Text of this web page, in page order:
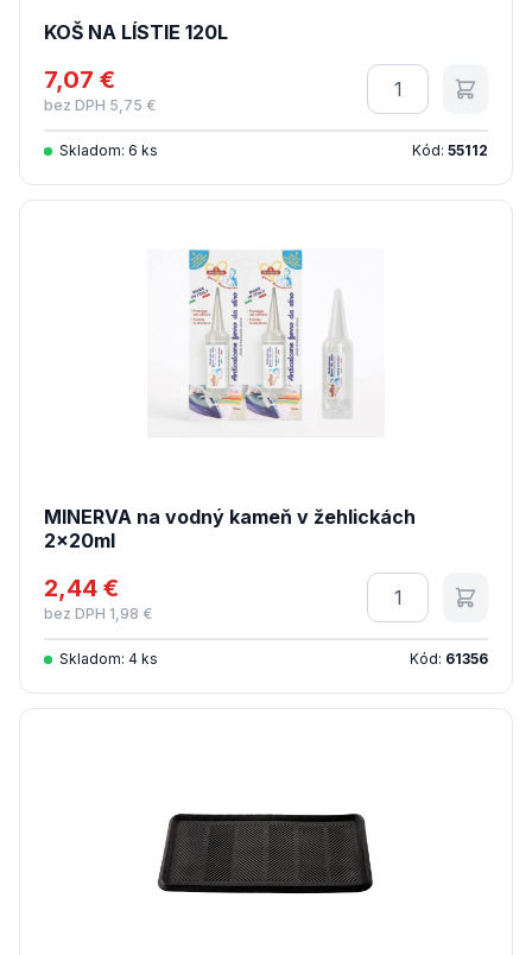
KOŠ NA LÍSTIE 120L
7,07 €
bez DPH 5,75 €
Množstvo
Skladom: 6 ks Kód: 55112
MINERVA na vodný kameň v žehlickách
2x20ml
2,44 €
bez DPH 1,98 €
Množstvo
Skladom: 4 ks Kód: 61356